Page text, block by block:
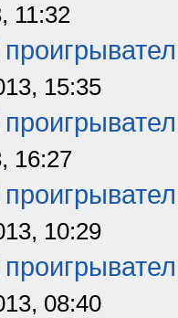
11:32
15:35
16:27
10:29
08:40